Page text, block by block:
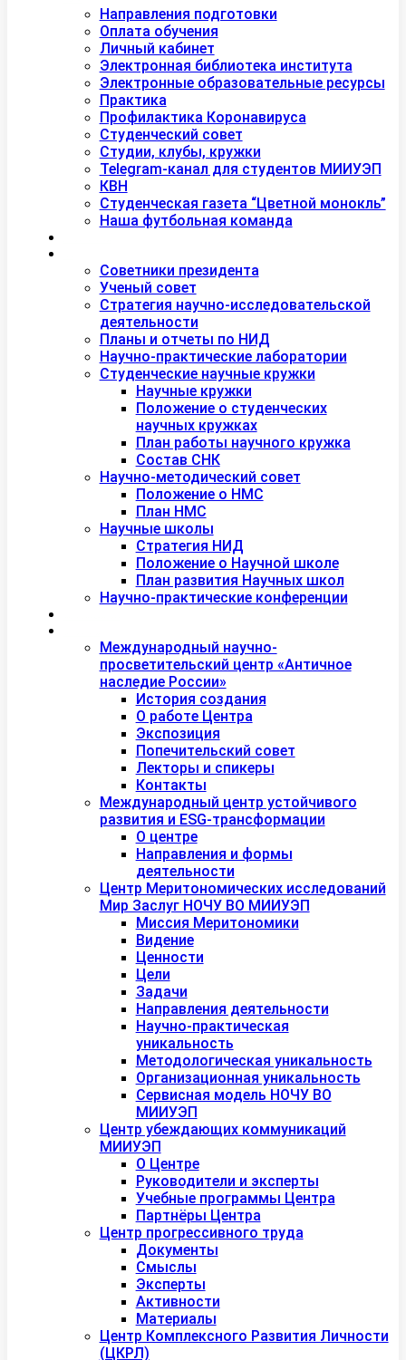
Направления подготовки
Оплата обучения
Личный кабинет
Электронная библиотека института
Электронные образовательные ресурсы
Практика
Профилактика Коронавируса
Студенческий совет
Студии, клубы, кружки
Telegram-канал для студентов МИИУЭП
КВН
Студенческая газета “Цветной монокль”
Наша футбольная команда
Советники президента
Ученый совет
Стратегия научно-исследовательской
деятельности
Планы и отчеты по НИД
Научно-практические лаборатории
Студенческие научные кружки
Научные кружки
Положение о студенческих
научных кружках
План работы научного кружка
Состав СНК
Научно-методический совет
Положение о НМС
План НМС
Научные школы
Стратегия НИД
Положение о Научной школе
План развития Научных школ
Научно-практические конференции
Международный научно-
просветительский центр «Античное
наследие России»
История создания
О работе Центра
Экспозиция
Попечительский совет
Лекторы и спикеры
Контакты
Международный центр устойчивого
развития и ESG-трансформации
О центре
Направления и формы
деятельности
Центр Меритономических исследований
Мир Заслуг НОЧУ ВО МИИУЭП
Миссия Меритономики
Видение
Ценности
Цели
Задачи
Направления деятельности
Научно-практическая
уникальность
Методологическая уникальность
Организационная уникальность
Сервисная модель НОЧУ ВО
МИИУЭП
Центр убеждающих коммуникаций
МИИУЭП
О Центре
Руководители и эксперты
Учебные программы Центра
Партнёры Центра
Центр прогрессивного труда
Документы
Смыслы
Эксперты
Активности
Материалы
Центр Комплексного Развития Личности
(ЦКРЛ)